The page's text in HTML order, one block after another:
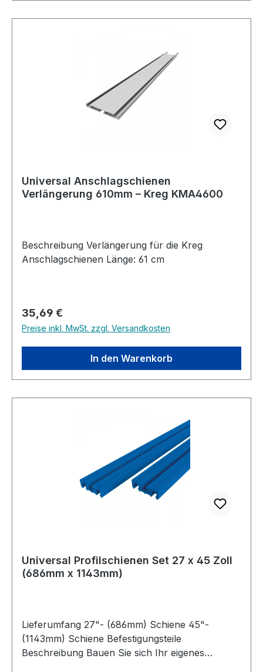
Universal Anschlagschienen
Verlängerung 610mm – Kreg KMA4600
Beschreibung Verlängerung für die Kreg
Anschlagschienen Länge: 61 cm
Regulärer Preis:
35,69 €
Preise inkl. MwSt. zzgl. Versandkosten
In den Warenkorb
Universal Profilschienen Set 27 x 45 Zoll
(686mm x 1143mm)
Lieferumfang 27"- (686mm) Schiene 45"-
(1143mm) Schiene Befestigungsteile
Beschreibung Bauen Sie sich Ihr eigenes